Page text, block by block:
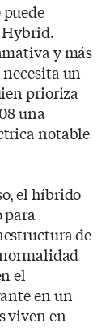
Hybrid.
y más
un
prioriza
una
notable
el híbrido
de
el
en un
viven en